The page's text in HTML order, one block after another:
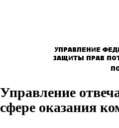
Управление
сфере оказания